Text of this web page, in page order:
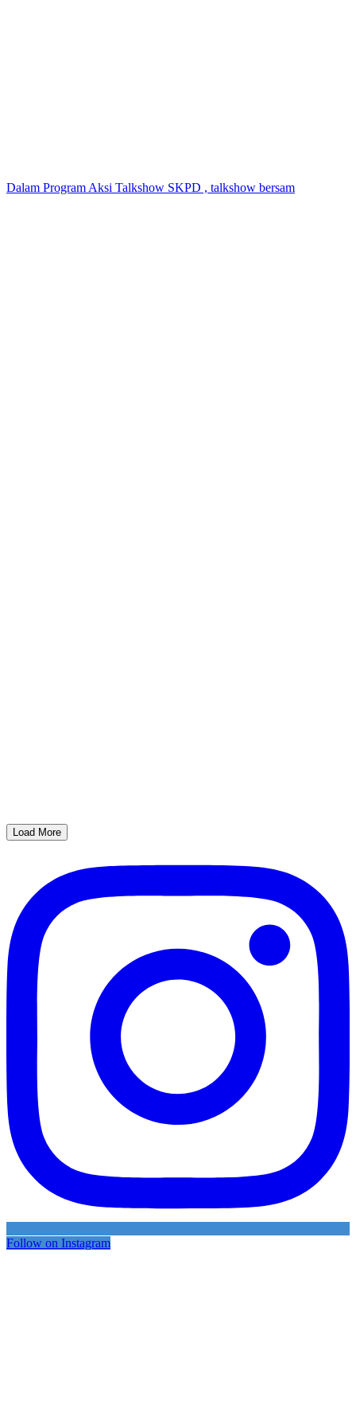
Dalam Program Aksi Talkshow SKPD , talkshow bersam
Load More
Follow on Instagram